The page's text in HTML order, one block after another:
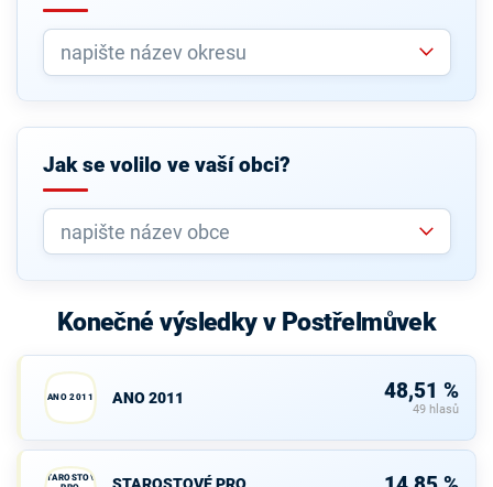
Jak se volilo ve vaší obci?
Konečné výsledky v Postřelmůvek
ANO 2011 ANO 2011 48,51 %
49 hlasů
STAROSTOVÉ